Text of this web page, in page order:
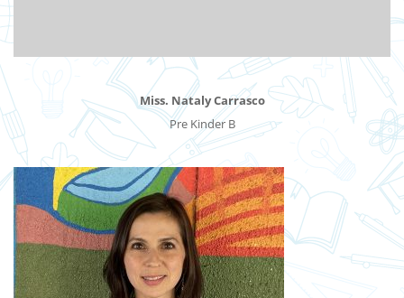
Miss. Nataly Carrasco
Pre Kinder B